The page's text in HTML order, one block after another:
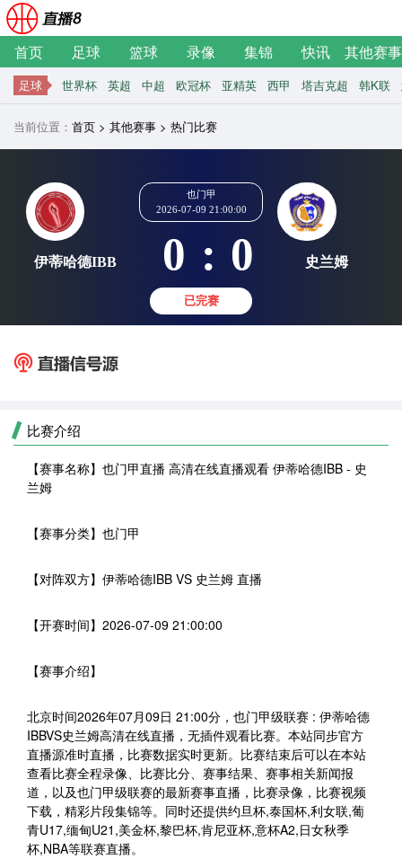
首页 足球 篮球 录像 集锦 快讯 其他赛事
足球 世界杯 英超 中超 欧冠杯 亚精英 西甲 塔吉克超 韩K联
当前位置： 首页 > 其他赛事 > 热门比赛
也门甲
2026-07-09 21:00:00
0 : 0
比赛介绍
【赛事名称】 也门甲直播 高清在线直播观看 伊蒂哈德IBB - 史
兰姆
【赛事分类】 也门甲
【对阵双方】 伊蒂哈德IBB VS 史兰姆 直播
【开赛时间】 2026-07-09 21:00:00
【赛事介绍】
北京时间2026年07月09日 21:00分，也门甲级联赛 : 伊蒂哈德
IBBVS史兰姆高清在线直播，无插件观看比赛。本站同步官方
直播源准时直播，比赛数据实时更新。比赛结束后可以在本站
查看比赛全程录像、比赛比分、赛事结果、赛事相关新闻报
道，以及也门甲级联赛的最新赛事直播，比赛录像，比赛视频
下载，精彩片段集锦等。同时还提供约旦杯,泰国杯,利女联,葡
青U17,缅甸U21,美金杯,黎巴杯,肯尼亚杯,意杯A2,日女秋季
杯,NBA等联赛直播。